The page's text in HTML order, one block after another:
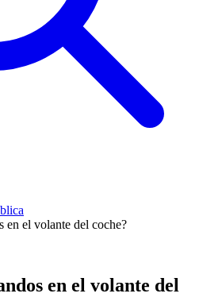
en el volante del coche?
en el volante del